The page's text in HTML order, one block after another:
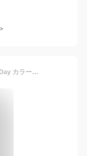
カラーワックス 【公式】 カラーセッション1Day カラーワックス 40g 送料無料 お試し ヘアカラー カラーリング カラーリングトリートメント 毛染め シルバー ピンク レッド ブルー 金髪 アッシュ ベイビーピンク